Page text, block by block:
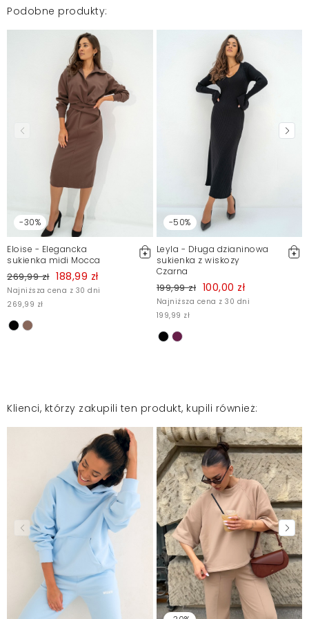
Mosquito zamieszcza wyłącznie zweryfikowane opinie
Klientów. Po moderacji publikujemy zarówno pozytywne, jak i
negatywne opinie. Więcej informacji znajdziesz w naszym
Regulaminie.
Zgłoś nielegalną treść
Podobne produkty:
-30%
Eloise - Elegancka
sukienka midi Mocca
269,99 zł 188,99 zł
Najniższa cena z 30 dni
269,99 zł
-50%
Leyla - Długa dzianinowa
sukienka z wiskozy
Czarna
199,99 zł 100,00 zł
Najniższa cena z 30 dni
199,99 zł
Klienci, którzy zakupili ten produkt, kupili również: